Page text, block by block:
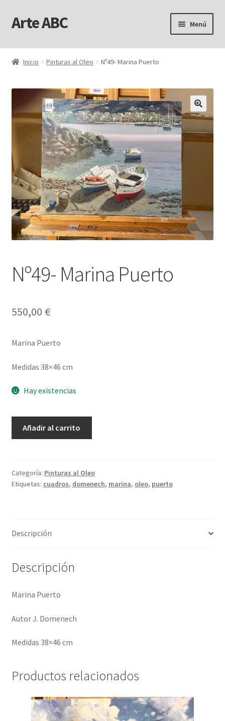
Ir
a
navegación
Ir
al
Arte ABC Menú
Inicio
Carrito
Finalizar compra
Mi cuenta
Personalizar Cookies
Política de Cookies
Inicio Pinturas al Oleo Nº49- Marina Puerto
Nº49- Marina Puerto
550,00 €
Marina Puerto
Medidas 38×46 cm
Hay existencias
Añadir al carrito
Categoría: Pinturas al Oleo
Etiquetas: cuadros, domenech, marina, oleo, puerto
Descripción
Descripción
Marina Puerto
Autor J. Domenech
Medidas 38×46 cm
Productos relacionados